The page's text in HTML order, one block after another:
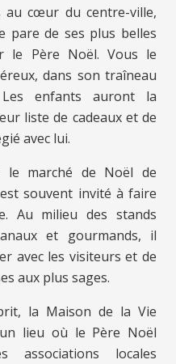
au cœur du centre-ville,
pare de ses plus belles
le Père Noël. Vous le
dans son traîneau
Les enfants auront la
liste de cadeaux et de
avec lui.
le marché de Noël de
souvent invité à faire
Au milieu des stands
et gourmands, il
avec les visiteurs et de
aux plus sages.
la Maison de la Vie
lieu où le Père Noël
associations locales